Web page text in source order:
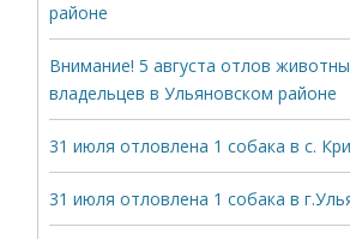
районе
Внимание! 5 августа отлов
владельцев в Ульяновском районе
31 июля отловлена 1 собака в с.
31 июля отловлена 1 собака в